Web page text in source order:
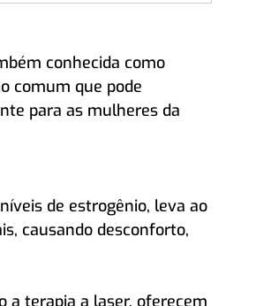
conhecida como
comum que pode
para as mulheres da
de estrogênio, leva ao
causando desconforto,
a terapia a laser, oferecem